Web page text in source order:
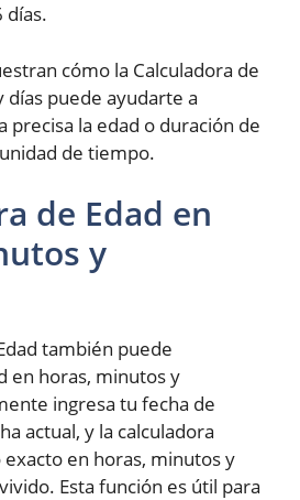
días.
cómo la Calculadora de
días puede ayudarte a
precisa la edad o duración de
de tiempo.
de Edad en
y
también puede
en horas, minutos y
ingresa tu fecha de
actual, y la calculadora
en horas, minutos y
Esta función es útil para